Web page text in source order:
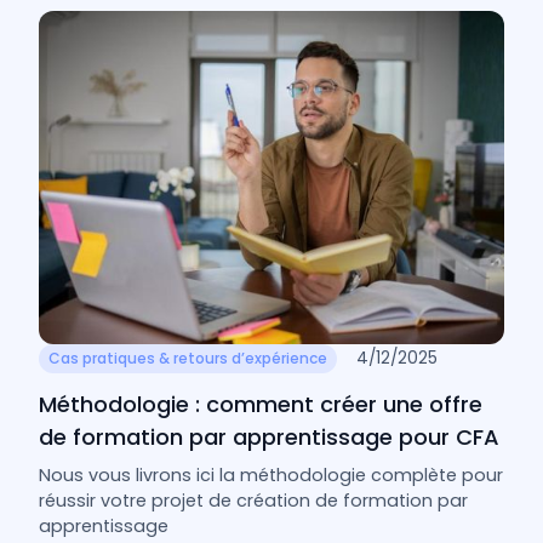
Cas pratiques & retours d’expérience
Méthodologie : comment créer une offre
de formation par apprentissage pour CFA
Nous vous livrons ici la méthodologie complète pour